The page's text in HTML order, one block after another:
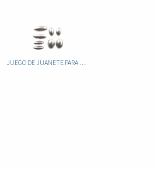
JUEGO DE JUANETE PARA HORMA ULTRACAM